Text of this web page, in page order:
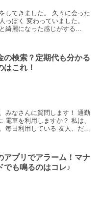
してきました。 久々に会った
っぽく 変わっていました。
綺麗になった感じがする
の検索？定期代も分かる
はこれ！
みなさんに質問します！ 通勤
電車を利用しますか？ 私は、
毎日利用している 友人、だる
アプリでアラーム！マナ
でも鳴るのはコレ♪